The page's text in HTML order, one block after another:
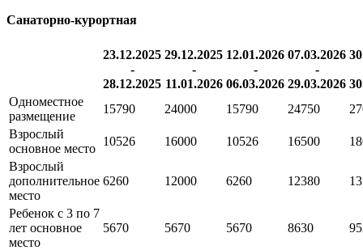
Санаторно-курортная
23.12.2025
-
28.12.2025
29.12.2025
-
11.01.2026
12.01.2026
-
06.03.2026
07.03.2026
-
29.03.2026
Одноместное
размещение
15790 24000 15790 24750
Взрослый
основное место
10526 16000 10526 16500
Взрослый
дополнительное
место
6260 12000 6260 12380
Ребенок с 3 по 7
лет основное
место
5670 5670 5670 8630